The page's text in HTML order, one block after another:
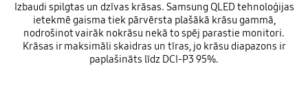
Izbaudi spilgtas un dzīvas krāsas. Samsung QLED tehnoloģijas
ietekmē gaisma tiek pārvērsta plašākā krāsu gammā,
nodrošinot vairāk nokrāsu nekā to spēj parastie monitori.
Krāsas ir maksimāli skaidras un tīras, jo krāsu diapazons ir
paplašināts līdz DCI-P3 95%.